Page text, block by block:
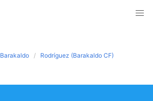
Barakaldo Rodríguez (Barakaldo CF)